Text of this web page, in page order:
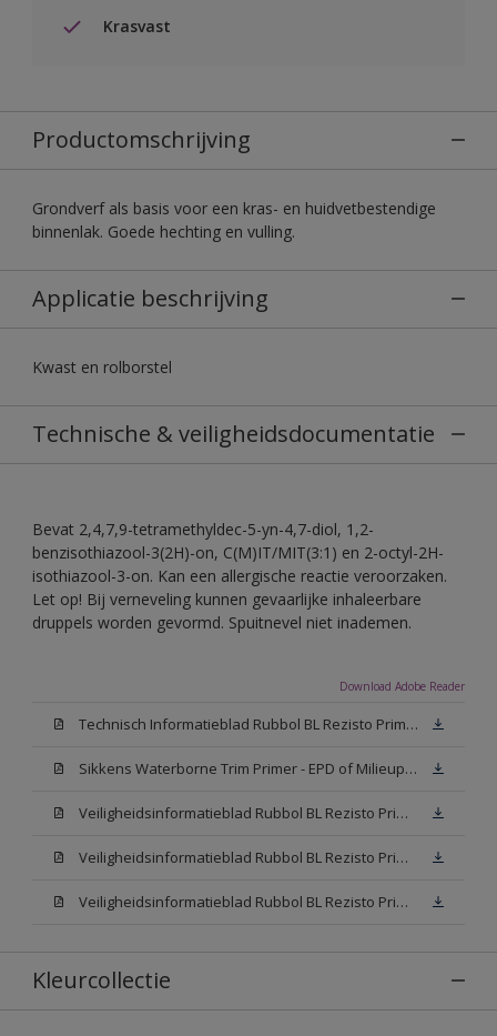
Krasvast
Productomschrijving
Grondverf als basis voor een kras- en huidvetbestendige
binnenlak. Goede hechting en vulling.
Applicatie beschrijving
Kwast en rolborstel
Technische & veiligheidsdocumentatie
Bevat 2,4,7,9-tetramethyldec-5-yn-4,7-diol, 1,2-
benzisothiazool-3(2H)-on, C(M)IT/MIT(3:1) en 2-octyl-2H-
isothiazool-3-on. Kan een allergische reactie veroorzaken.
Let op! Bij verneveling kunnen gevaarlijke inhaleerbare
druppels worden gevormd. Spuitnevel niet inademen.
Download Adobe Reader
Technisch Informatieblad Rubbol BL Rezisto Primer (New Livery) (PDF)
Sikkens Waterborne Trim Primer - EPD of Milieuproductverklaring
Veiligheidsinformatieblad Rubbol BL Rezisto Primer N00 (MSDS)
Veiligheidsinformatieblad Rubbol BL Rezisto Primer White (MSDS)
Veiligheidsinformatieblad Rubbol BL Rezisto Primer W05 (MSDS)
Kleurcollectie